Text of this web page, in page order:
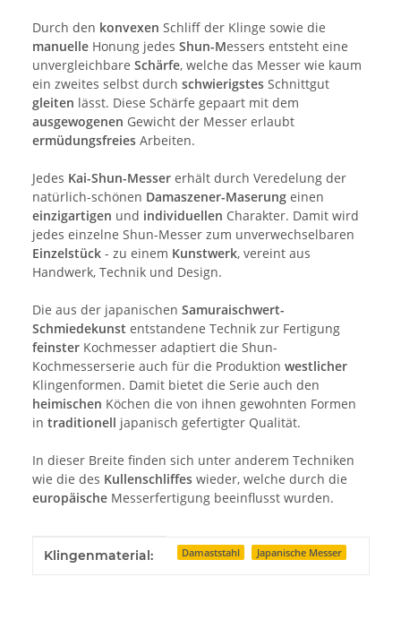
Durch den konvexen Schliff der Klinge sowie die
manuelle Honung jedes Shun-Messers entsteht eine
unvergleichbare Schärfe, welche das Messer wie kaum
ein zweites selbst durch schwierigstes Schnittgut
gleiten lässt. Diese Schärfe gepaart mit dem
ausgewogenen Gewicht der Messer erlaubt
ermüdungsfreies Arbeiten.
Jedes Kai-Shun-Messer erhält durch Veredelung der
natürlich-schönen Damaszener-Maserung einen
einzigartigen und individuellen Charakter. Damit wird
jedes einzelne Shun-Messer zum unverwechselbaren
Einzelstück - zu einem Kunstwerk, vereint aus
Handwerk, Technik und Design.
Die aus der japanischen Samuraischwert-
Schmiedekunst entstandene Technik zur Fertigung
feinster Kochmesser adaptiert die Shun-
Kochmesserserie auch für die Produktion westlicher
Klingenformen. Damit bietet die Serie auch den
heimischen Köchen die von ihnen gewohnten Formen
in traditionell japanisch gefertigter Qualität.
In dieser Breite finden sich unter anderem Techniken
wie die des Kullenschliffes wieder, welche durch die
europäische Messerfertigung beeinflusst wurden.
Produkteigenschaft
Wert
Klingenmaterial: Damaststahl Japanische Messer